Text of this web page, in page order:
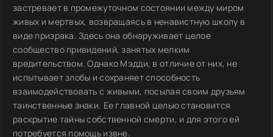
застревает в промежуточном состоянии между миром
живых и мертвых, возвращаясь в ненавистную школу в
виде призрака. Здесь она обнаруживает целое
сообщество привидений, занятых мелким
вредительством. Однако Мэдди, в отличие от них, не
испытывает злобы и сохраняет способность
взаимодействовать с живыми, посылая своим друзьям
таинственные знаки. Ее главной целью становится
раскрытие тайны собственной смерти, и для этого ей
потребуется помощь извне.